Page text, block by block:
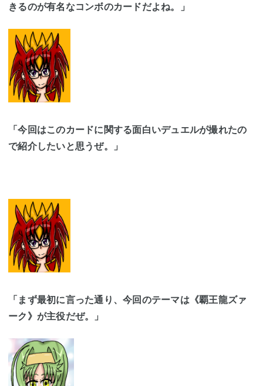
きるのが有名なコンボのカードだよね。」
「今回はこのカードに関する面白いデュエルが撮れたの
で紹介したいと思うぜ。」
「まず最初に言った通り、今回のテーマは《覇王龍ズァ
ーク》が主役だぜ。」